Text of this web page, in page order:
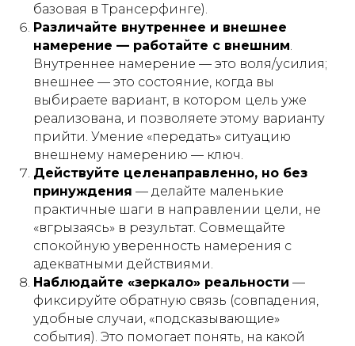
базовая в Трансерфинге).
Различайте внутреннее и внешнее
намерение — работайте с внешним.
Внутреннее намерение — это воля/усилия;
внешнее — это состояние, когда вы
выбираете вариант, в котором цель уже
реализована, и позволяете этому варианту
прийти. Умение «передать» ситуацию
внешнему намерению — ключ.
Действуйте целенаправленно, но без
принуждения — делайте маленькие
практичные шаги в направлении цели, не
«вгрызаясь» в результат. Совмещайте
спокойную уверенность намерения с
адекватными действиями.
Наблюдайте «зеркало» реальности —
фиксируйте обратную связь (совпадения,
удобные случаи, «подсказывающие»
события). Это помогает понять, на какой